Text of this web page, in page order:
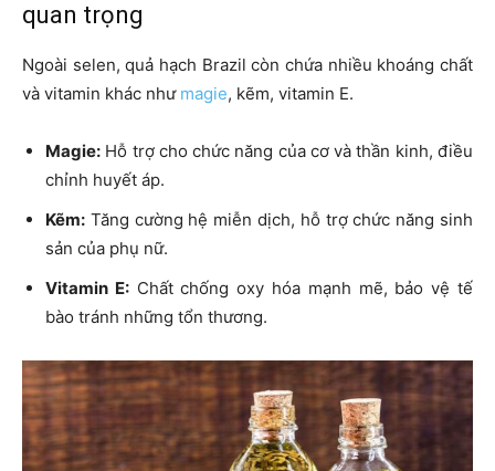
quan trọng
Ngoài selen, quả hạch Brazil còn chứa nhiều khoáng chất
và vitamin khác như magie, kẽm, vitamin E.
Magie: Hỗ trợ cho chức năng của cơ và thần kinh, điều
chỉnh huyết áp.
Kẽm: Tăng cường hệ miễn dịch, hỗ trợ chức năng sinh
sản của phụ nữ.
Vitamin E:Chất chống oxy hóa mạnh mẽ, bảo vệ tế
bào tránh những tổn thương.